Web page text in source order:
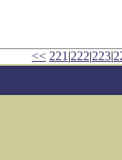
<< 221 |222|223|